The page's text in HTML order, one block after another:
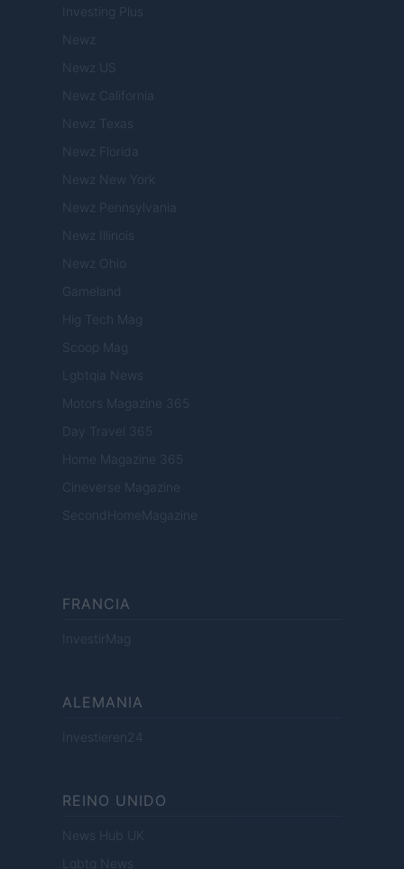
Investing Plus
Newz
Newz US
Newz California
Newz Texas
Newz Florida
Newz New York
Newz Pennsylvania
Newz Illinois
Newz Ohio
Gameland
Hig Tech Mag
Scoop Mag
Lgbtqia News
Motors Magazine 365
Day Travel 365
Home Magazine 365
Cineverse Magazine
SecondHomeMagazine
FRANCIA
InvestirMag
ALEMANIA
Investieren24
REINO UNIDO
News Hub UK
Lgbtq News